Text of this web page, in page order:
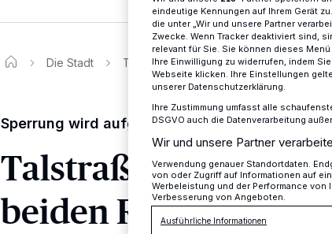
Die Stadt Talstraße ab Montag wieder in beiden
Sperrung wird aufgehoben
Talstraße ab
beiden Richtungen
eindeutige Kennungen auf Ihrem Gerät
die unter „Wir und unsere Partner
Zwecke. Wenn Tracker deaktiviert sind,
relevant für Sie. Sie können dieses
Ihre Einwilligung zu widerrufen, indem
Webseite klicken. Ihre Einstellungen
unserer Datenschutzerklärung.
Ihre Zustimmung umfasst alle
DSGVO auch die Datenverarbeitung
Wir und unsere Partner
Verwendung genauer Standortdaten.
von oder Zugriff auf Informationen auf
Werbeleistung und der Performance
Verbesserung von Angeboten.
Ausführliche Informationen